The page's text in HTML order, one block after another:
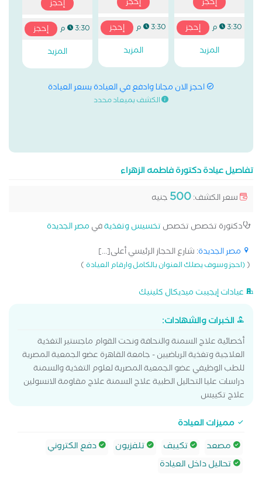
3:30 م
إحجز
المزيد
3:30 م
إحجز
المزيد
إحجز
3:30 م
إحجز
المزيد
احجز الان مجانا وادفع في العيادة بسعر العيادة
الكشف بميعاد محدد
تفاصيل عيادة دكتورة فاطمه الزهراء
سعر الكشف:500 جنيه
دكتورة تخصص تخصص تخسيس وتغذيةفي مصر الجديدة
مصر الجديدة: شارع الحجاز الرئيسي أعلى[...]
((احجز وسوف يصلك العنوان بالكامل وارقام العيادة)
عيادات إيجيبت ميديكال كلينيك
الخبرات والشهادات:
أخصائية علاج السمنة والنحافة ونحت القوام ماجستير التغذية
العلاجية وتغذية الرياضيين - جامعة القاهرة عضو الجمعية المصرية
للطب الوظيفي عضو الجمعية المصرية لعلوم التغذية والسمنة
دراسات عليا التحاليل الطبية علاج السمنة علاج مقاومة الانسولين
علاج تكييس
مميزات العيادة
مصعد
تكييف تلفزيون
دفع الكتروني
تحاليل داخل العيادة